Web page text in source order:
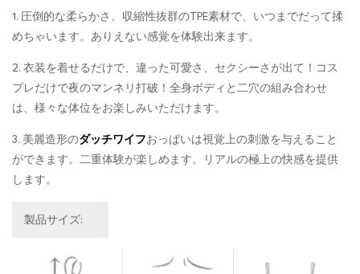
1. 圧倒的な柔らかさ、収縮性抜群のTPE素材で、いつまでだって揉
めちゃいます。ありえない感覚を体験出来ます。
2. 衣装を着せるだけで、違った可愛さ、セクシーさが出て！コス
プレだけで夜のマンネリ打破！全身ボディと二穴の組み合わせ
は、様々な体位をお楽しみいただけます。
3. 美麗造形のダッチワイフおっぱいは視覚上の刺激を与えること
ができます。二重体験が楽しめます。リアルの極上の快感を提供
します。
製品サイズ: